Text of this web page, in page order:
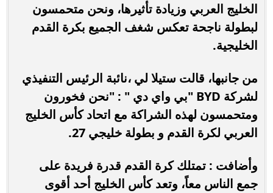
الخليج العربي وزيادة تأثيرها، ونحن متحمسون
لبطولة ناجحة تعكس شغف الجميع بكرة القدم
الخليجية.
من جانبها، قالت ستيلا لي ،نائبة الرئيس التنفيذي
لشركة BYD "بي واي دي " : "نحن فخورون
ومتحمسون لهذه الشراكة مع اتحاد كأس الخليج
العربي لكرة القدم و بطولة خليجي 27.
وأضافت : تمتلك كرة القدم قدرة فريدة على
جمع الناس معاً، وتعد كأس الخليج أحد أقوى